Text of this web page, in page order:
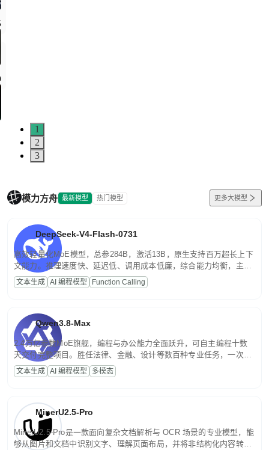
1
2
3
模力方舟 最新模型 热门模型 更多大模型
DeepSeek-V4-Flash-0731
高效轻量化MoE模型，总参284B，激活13B，原生支持百万超长上下
文能力。推理速度快、延迟低、调用成本低廉，综合能力均衡，主打
高并发、轻量化任务，适合日常对话、内容创作、基础 RAG、批量
文案处理等普惠刚需场景。
文本生成 AI 编程模型 Function Calling
Qwen3.8-Max
2.4万亿参数MoE旗舰，编程与办公能力全面跃升，可自主编程十数
天交付完整项目。胜任法律、金融、设计等数百种专业任务，一次对
话端到端交付生产级成果。原生视觉理解贯穿规划、执行与验证全流
程，支持超长文档与长视频的深度语义解析。长程任务中自主规划与
文本生成 AI 编程模型 多模态
MinerU2.5-Pro
MinerU2.5-Pro是一款面向复杂文档解析与 OCR 场景的专业模型，能
够从图片和文档中识别文字、理解页面布局，并将非结构化内容转换